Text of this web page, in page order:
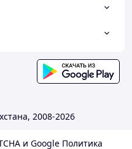
2008-2026
и Google Политика